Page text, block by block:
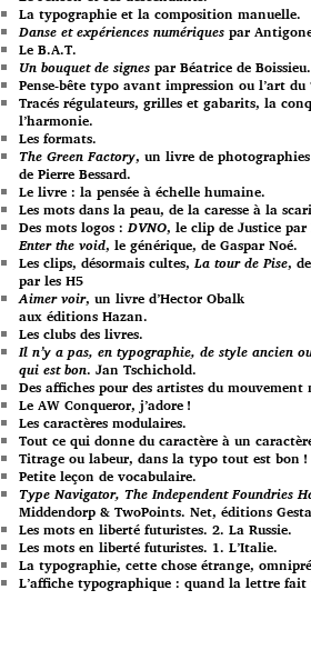
La typographie et la composition manuelle.
Danse et expériences numériques par
Le B.A.T.
Un bouquet de signes par Béatrice de Boissieu.
Pense-bête typo avant impression ou l’art
Tracés régulateurs, grilles et gabarits, la
l’harmonie.
Les formats.
The Green Factory, un livre de photographies
de Pierre Bessard.
Le livre : la pensée à échelle humaine.
Les mots dans la peau, de la caresse à la
Des mots logos :DVNO, le clip de Justice
Enter the void, le générique, de Gaspar Noé.
Les clips, désormais cultes,La tour de Pise,
par les H5
Aimer voir, un livre d’Hector Obalk
aux éditions Hazan.
Les clubs des livres.
Il n’y a pas, en typographie, de style ancien
qui est bon. Jan Tschichold.
Des affiches pour des artistes du mouvement
Le AW Conqueror, j’adore !
Les caractères modulaires.
Tout ce qui donne du caractère à un
Titrage ou labeur, dans la typo tout est bon !
Petite leçon de vocabulaire.
Type Navigator, The Independent Foundries
Middendorp & TwoPoints. Net, éditions
Les mots en liberté futuristes. 2. La Russie.
Les mots en liberté futuristes. 1. L’Italie.
La typographie, cette chose étrange,
L’affiche typographique : quand la lettre